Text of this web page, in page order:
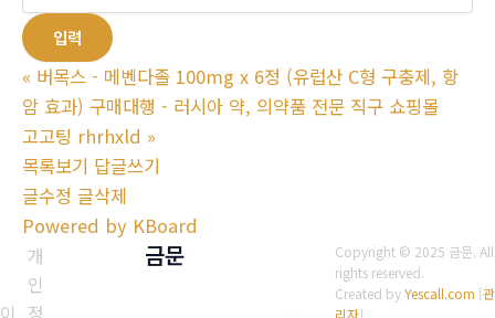
« 버목스 - 메벤다졸 100mg x 6정 (유럽산 C형 구충제, 항
암 효과) 구매대행 - 러시아 약, 의약품 전문 직구 쇼핑몰
고고팅 rhrhxld »
목록보기 답글쓰기
글수정 글삭제
Powered by KBoard
개
인
금문
Copyright © 2025 금문. All
rights reserved.
Created byYescall.com [관